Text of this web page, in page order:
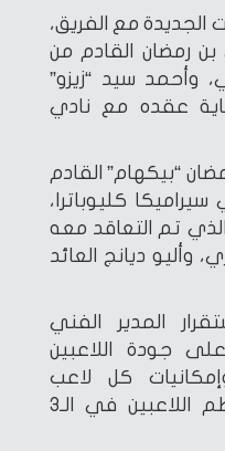
الجديدة مع الفريق،
رمضان القادم من
وأحمد سيد “زيزو”
عقده مع نادي
“بيكهام” القادم
كليوباترا،
تم التعاقد معه
وأليو ديانج العائد
المدير الفني
جودة اللاعبين
كل لاعب
بالأخص بعد مشاركة معظم اللاعبين في الـ3